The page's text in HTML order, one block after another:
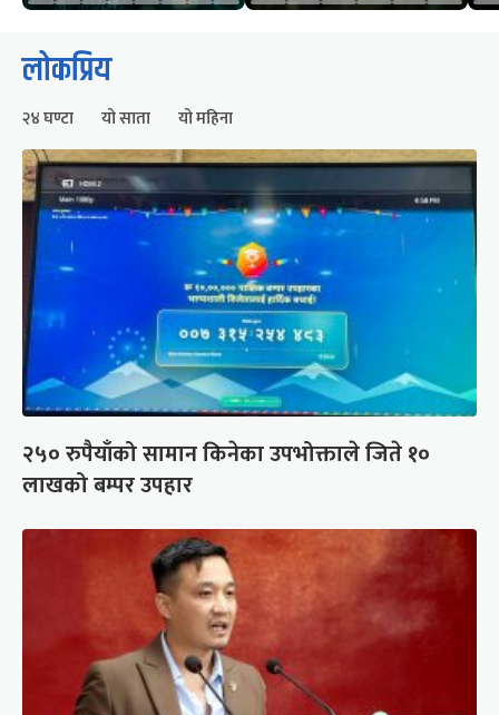
लोकप्रिय
२४ घण्टा यो साता यो महिना
२५० रुपैयाँको सामान किनेका उपभोक्ताले जिते १०
लाखको बम्पर उपहार